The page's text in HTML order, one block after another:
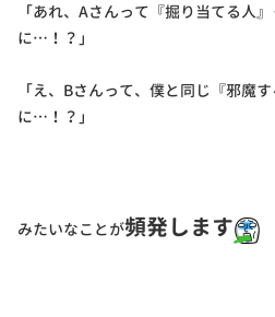
「あれ、Aさんって『掘り当てる人
に…！？」
「え、Bさんって、僕と同じ『邪魔
に…！？」
みたいなことが頻発します